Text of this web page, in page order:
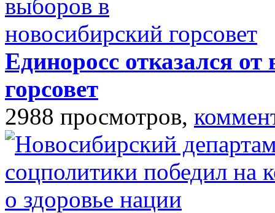
Единоросс отказался
горсовет
2988 просмотров,